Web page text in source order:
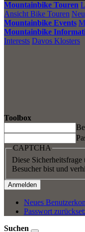
Mountainbike Touren
Ansicht Bike Touren
Mountainbike Events
Mountainbike
Interests Davos Klosters
Toolbox
CAPTCHA
Diese
Besucher bist und
Neues
Passwort
Suchen